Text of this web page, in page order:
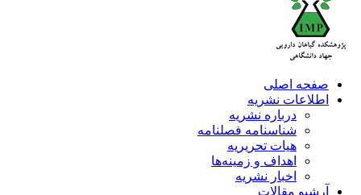
صفحه اصلی
اطلاعات نشریه
درباره نشریه
شناسنامه فصلنامه
هیات تحریریه
اهداف و زمینه‌ها
اخبار نشریه
آرشیو مقالات